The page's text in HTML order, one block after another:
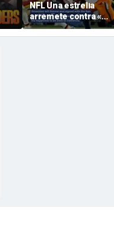
NFL Una estrella
arremete contra «
Denver » por esta
extraña razón